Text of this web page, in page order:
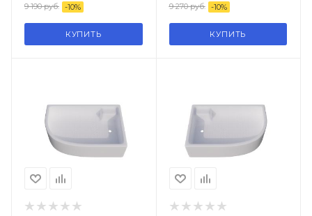
9 190руб. -10%
КУПИТЬ
9 270руб. -10%
КУПИТЬ